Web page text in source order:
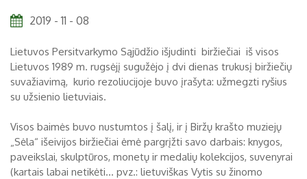
Šeimoms
Biržai ir Radvilos
Biržų tvirtovės arsenalas
Religijos
Biržai XIX a.
Biržai XX a.
RUGPJŪTIS 2026
1
3
4 5 6 7 8
2019 - 11 - 08
Lietuvos Persitvarkymo Sąjūdžio išjudinti biržiečiai iš visos
Lietuvos 1989 m. rugsėjį sugužėjo į dvi dienas trukusį biržiečių
suvažiavimą, kurio rezoliucijoje buvo įrašyta: užmegzti ryšius
su užsienio lietuviais.
Visos baimės buvo nustumtos į šalį, ir į Biržų krašto muziejų
„Sėla“ išeivijos biržiečiai ėmė pargrįžti savo darbais: knygos,
paveikslai, skulptūros, monetų ir medalių kolekcijos, suvenyrai
(kartais labai netikėti... pvz.: lietuviškas Vytis su žinomo